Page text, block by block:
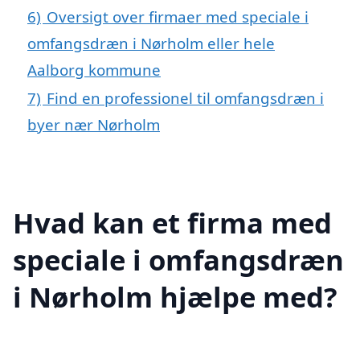
6) Oversigt over firmaer med speciale i
omfangsdræn i Nørholm eller hele
Aalborg kommune
7) Find en professionel til omfangsdræn i
byer nær Nørholm
Hvad kan et firma med
speciale i omfangsdræn
i Nørholm hjælpe med?